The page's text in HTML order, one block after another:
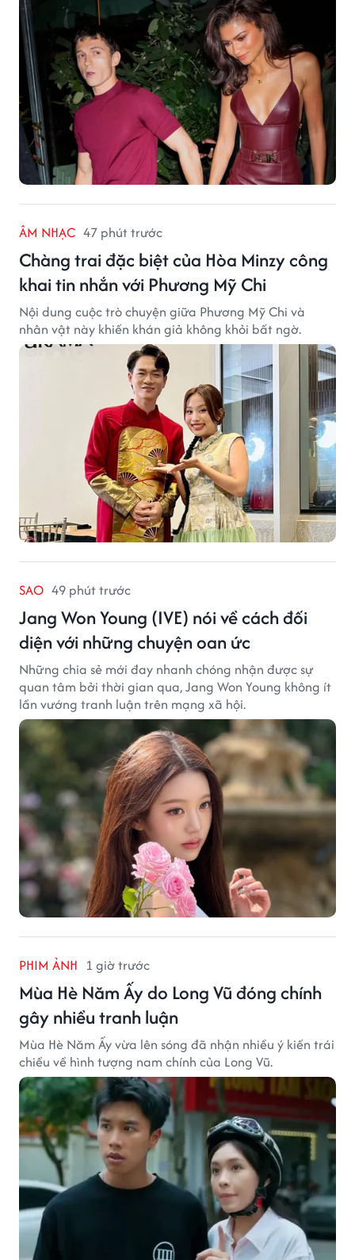
ÂM NHẠC 47 phút trước
Chàng trai đặc biệt của Hòa Minzy công
khai tin nhắn với Phương Mỹ Chi
Nội dung cuộc trò chuyện giữa Phương Mỹ Chi và
nhân vật này khiến khán giả không khỏi bất ngờ.
SAO 49 phút trước
Jang Won Young (IVE) nói về cách đối
diện với những chuyện oan ức
Những chia sẻ mới đay nhanh chóng nhận được sự
quan tâm bởi thời gian qua, Jang Won Young không ít
lần vướng tranh luận trên mạng xã hội.
PHIM ẢNH 1 giờ trước
Mùa Hè Năm Ấy do Long Vũ đóng chính
gây nhiều tranh luận
Mùa Hè Năm Ấy vừa lên sóng đã nhận nhiều ý kiến trái
chiều về hình tượng nam chính của Long Vũ.